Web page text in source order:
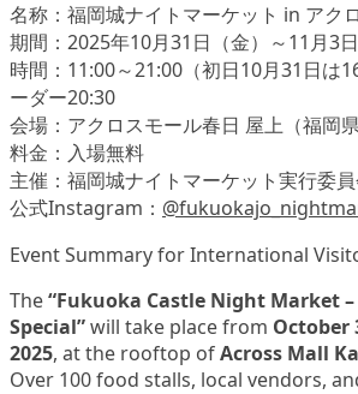
名称：福岡城ナイトマーケット in アク
期間：2025年10月31日（金）～11月3日
時間：11:00～21:00（初日10月31日は
ーダー20:30
会場：アクロスモール春日 屋上（福岡県
料金：入場無料
主催：福岡城ナイトマーケット実行委
公式Instagram：
Event Summary for International
The“Fukuoka Castle Night Market
Special”will take place from October
2025, at the rooftop ofAcross Mall
Over 100 food stalls, local vendors,